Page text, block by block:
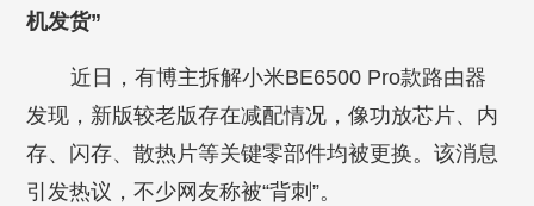
机发货”
近日，有博主拆解小米BE6500 Pro款路由器
发现，新版较老版存在减配情况，像功放芯片、内
存、闪存、散热片等关键零部件均被更换。该消息
引发热议，不少网友称被“背刺”。